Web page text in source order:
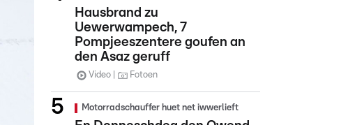
Hausbrand zu
Uewerwampech, 7
Pompjeeszentere goufen an
den Asaz geruff
Video Fotoen
Motorradschauffer huet net iwwerlieft